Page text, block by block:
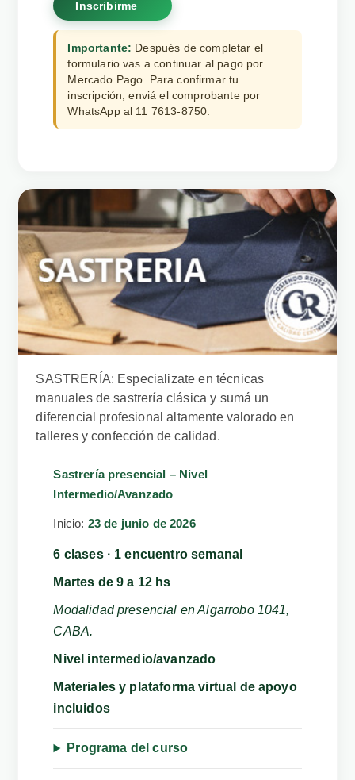
Inscribirme
Importante: Después de completar el
formulario vas a continuar al pago por
Mercado Pago. Para confirmar tu
inscripción, enviá el comprobante por
WhatsApp al 11 7613-8750.
SASTRERÍA: Especializate en técnicas
manuales de sastrería clásica y sumá un
diferencial profesional altamente valorado en
talleres y confección de calidad.
Sastrería presencial – Nivel
Intermedio/Avanzado
Inicio: 23 de junio de 2026
6 clases · 1 encuentro semanal
Martes de 9 a 12 hs
Modalidad presencial en Algarrobo 1041,
CABA.
Nivel intermedio/avanzado
Materiales y plataforma virtual de apoyo
incluidos
Programa del curso